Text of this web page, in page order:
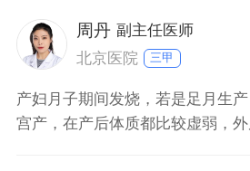
周丹 副主任医师
北京医院
三甲
产妇月子期间发烧，若是足月生
宫产，在产后体质都比较虚弱，